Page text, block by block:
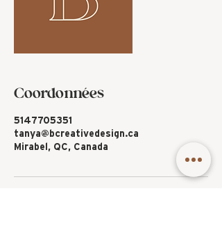
Coordonnées
5147705351
tanya@bcreativedesign.ca
Mirabel, QC, Canada